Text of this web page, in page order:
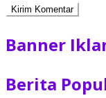
Banner
Berita